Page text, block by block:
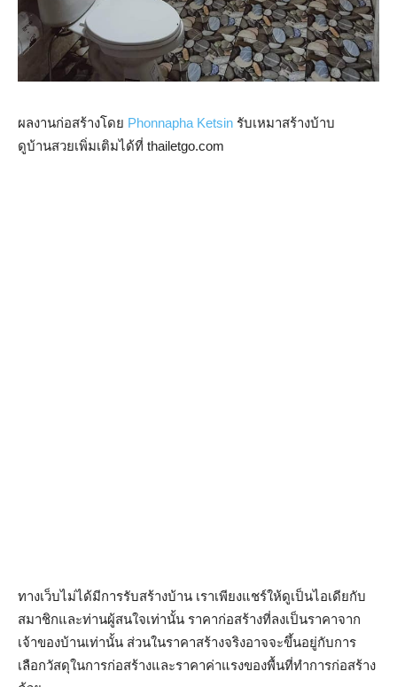
ผลงานก่อสร้างโดย Phonnapha Ketsin รับเหมาสร้างบ้าบ
ดูบ้านสวยเพิ่มเติมได้ที่ thailetgo.com
ทางเว็บไม่ได้มีการรับสร้างบ้าน เราเพียงแชร์ให้ดูเป็นไอเดียกับ
สมาชิกและท่านผู้สนใจเท่านั้น ราคาก่อสร้างที่ลงเป็นราคาจาก
เจ้าของบ้านเท่านั้น ส่วนในราคาสร้างจริงอาจจะขึ้นอยู่กับการ
เลือกวัสดุในการก่อสร้างและราคาค่าแรงของพื้นที่ทำการก่อสร้าง